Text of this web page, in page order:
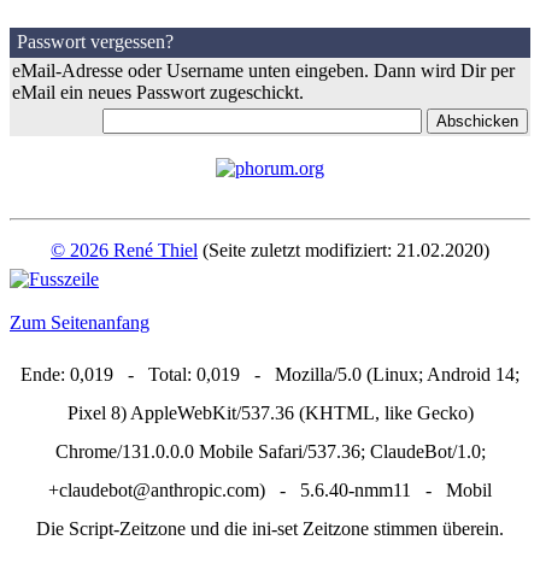
Passwort vergessen?
eMail-Adresse oder Username unten eingeben. Dann wird Dir per
eMail ein neues Passwort zugeschickt.
© 2026 René Thiel (Seite zuletzt modifiziert: 21.02.2020)
Zum Seitenanfang
Ende: 0,019 - Total: 0,019 - Mozilla/5.0 (Linux; Android 14;
Pixel 8) AppleWebKit/537.36 (KHTML, like Gecko)
Chrome/131.0.0.0 Mobile Safari/537.36; ClaudeBot/1.0;
+claudebot@anthropic.com) - 5.6.40-nmm11 - Mobil
Die Script-Zeitzone und die ini-set Zeitzone stimmen überein.